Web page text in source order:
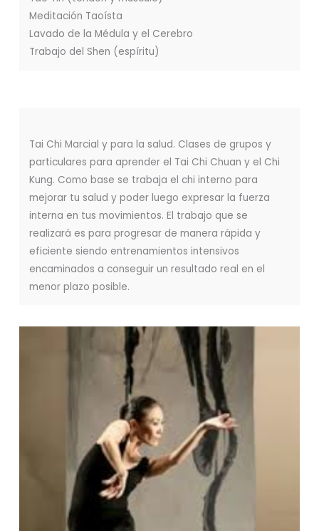
Meditación Taoísta
Lavado de la Médula y el Cerebro
Trabajo del Shen (espíritu)
Tai Chi Marcial y para la salud. Clases de grupos y
particulares para aprender el Tai Chi Chuan y el Chi
Kung. Como base se trabaja el chi interno para
mejorar tu salud y poder luego expresar la fuerza
interna en tus movimientos. El trabajo que se
realizará es para progresar de manera rápida y
eficiente siendo entrenamientos intensivos
encaminados a conseguir un resultado real en el
menor plazo posible.